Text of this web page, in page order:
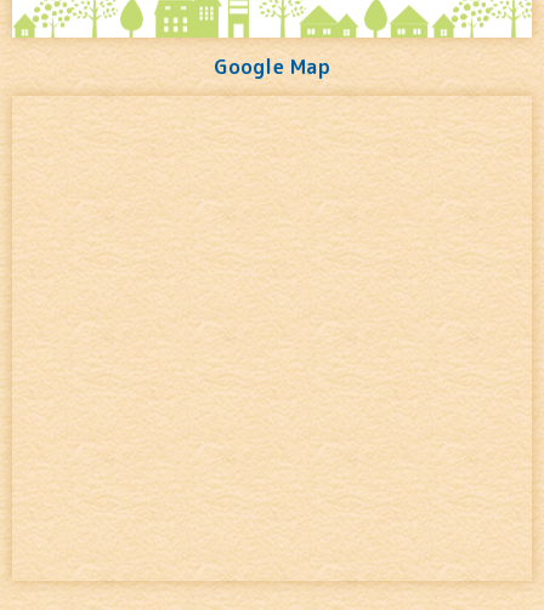
Google Map